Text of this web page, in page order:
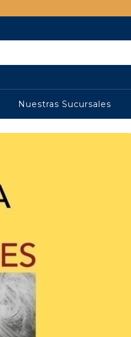
Nuestras Sucursales